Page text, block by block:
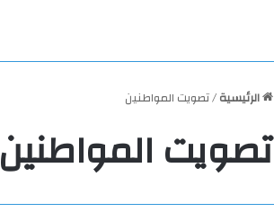
الرئيسية/تصويت المواطنين
تصويت المواطنين